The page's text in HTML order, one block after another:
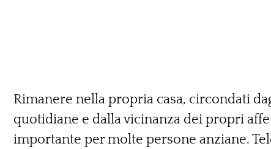
Rimanere nella propria casa, circondati
quotidiane e dalla vicinanza dei propri
importante per molte persone anziane.